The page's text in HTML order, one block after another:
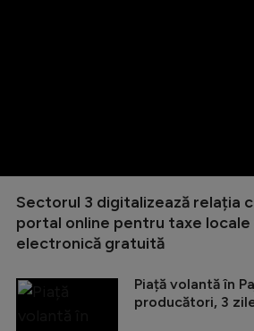
Sectorul 3 digitalizează relația
portal online pentru taxe locale
electronică gratuită
Piață volantă în
producători, 3